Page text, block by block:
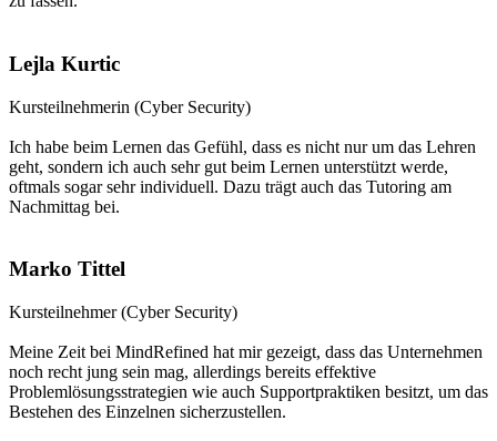
Lejla Kurtic
Kursteilnehmerin (Cyber Security)
Ich habe beim Lernen das Gefühl, dass es nicht nur um das Lehren
geht, sondern ich auch sehr gut beim Lernen unterstützt werde,
oftmals sogar sehr individuell. Dazu trägt auch das Tutoring am
Nachmittag bei.
Marko Tittel
Kursteilnehmer (Cyber Security)
Meine Zeit bei MindRefined hat mir gezeigt, dass das Unternehmen
noch recht jung sein mag, allerdings bereits effektive
Problemlösungsstrategien wie auch Supportpraktiken besitzt, um das
Bestehen des Einzelnen sicherzustellen.